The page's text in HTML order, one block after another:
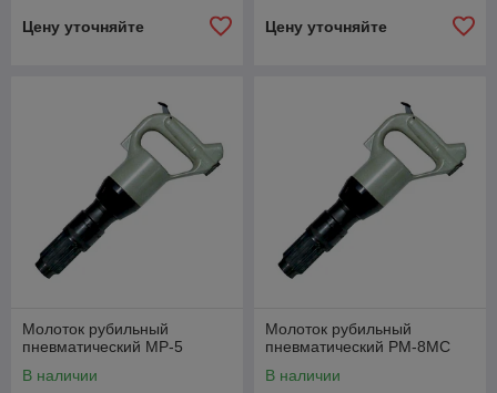
Цену уточняйте Цену уточняйте
Молоток рубильный
пневматический МР-5
В наличии
Молоток рубильный
пневматический РМ-8МС
В наличии